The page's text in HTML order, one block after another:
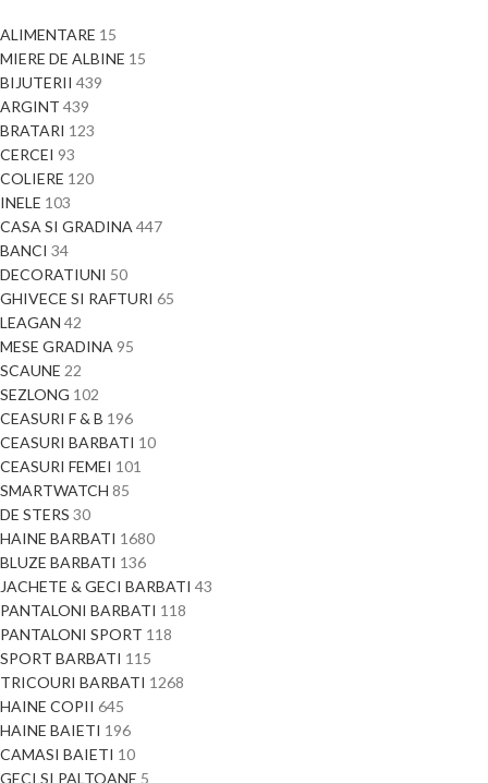
ALIMENTARE 15
MIERE DE ALBINE 15
BIJUTERII 439
ARGINT 439
BRATARI 123
CERCEI 93
COLIERE 120
INELE 103
CASA SI GRADINA 447
BANCI 34
DECORATIUNI 50
GHIVECE SI RAFTURI 65
LEAGAN 42
MESE GRADINA 95
SCAUNE 22
SEZLONG 102
CEASURI F & B 196
CEASURI BARBATI 10
CEASURI FEMEI 101
SMARTWATCH 85
DE STERS 30
HAINE BARBATI 1680
BLUZE BARBATI 136
JACHETE & GECI BARBATI 43
PANTALONI BARBATI 118
PANTALONI SPORT 118
SPORT BARBATI 115
TRICOURI BARBATI 1268
HAINE COPII 645
HAINE BAIETI 196
CAMASI BAIETI 10
GECI SI PALTOANE 5